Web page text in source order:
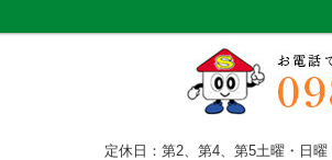
定休日：第2、第4、第5土曜・日